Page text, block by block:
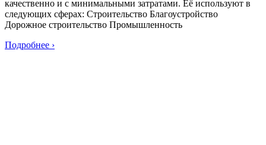
качественно и с минимальными затратами. Её используют в
следующих сферах: Строительство Благоустройство
Дорожное строительство Промышленность
Подробнее ›